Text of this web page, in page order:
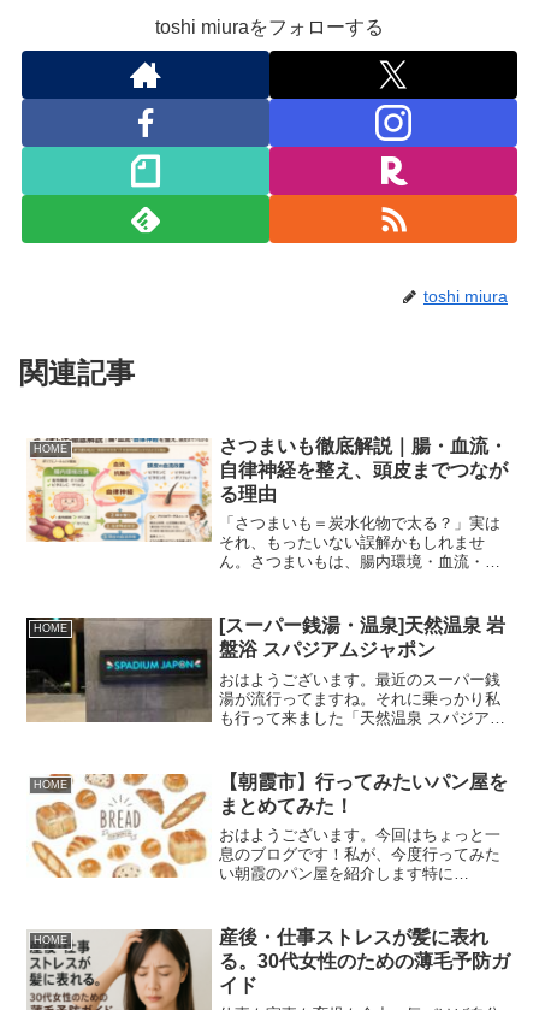
toshi miuraをフォローする
toshi miura
関連記事
HOME
さつまいも徹底解説｜腸・血流・
自律神経を整え、頭皮までつなが
る理由
「さつまいも＝炭水化物で太る？」実は
それ、もったいない誤解かもしれませ
ん。さつまいもは、腸内環境・血流・抗
側も整える。美容理容師目線で、科学的
背景も踏まえて詳しく解説し...
HOME
[スーパー銭湯・温泉]天然温泉 岩
盤浴 スパジアムジャポン
おはようございます。最近のスーパー銭
湯が流行ってますね。それに乗っかり私
も行って来ました「天然温泉 スパジアム
まだまだお客さんが沢山くつろいでまし
た！（台風前日）中...
HOME
【朝霞市】行ってみたいパン屋を
まとめてみた！
おはようございます。今回はちょっと一
息のブログです！私が、今度行ってみた
い朝霞のパン屋を紹介します特に
曜日営業しているようです営業時間は
12...
HOME
産後・仕事ストレスが髪に表れ
る。30代女性のための薄毛予防ガ
イド